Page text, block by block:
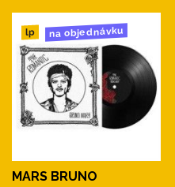
lp na objednávku
MARS BRUNO